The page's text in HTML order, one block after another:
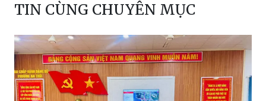
TIN CÙNG CHUYÊN MỤC